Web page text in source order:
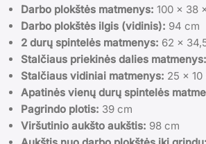
Darbo plokštės matmenys: 100 x 38
Darbo plokštės ilgis (vidinis): 94 cm
2 durų spintelės matmenys: 62 x
Stalčiaus priekinės dalies matmenys:
Stalčiaus vidiniai matmenys: 25 x 10
Apatinės vienų durų spintelės
Pagrindo plotis: 39 cm
Viršutinio aukšto aukštis: 98 cm